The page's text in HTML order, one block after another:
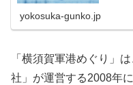
yokosuka-gunko.jp
「横須賀軍港めぐり」
社」が運営する2008年